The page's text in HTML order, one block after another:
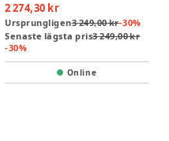
2 274,30 kr
Ursprungligen3 249,00 kr-30%
Senaste lägsta pris3 249,00 kr
-30%
Online